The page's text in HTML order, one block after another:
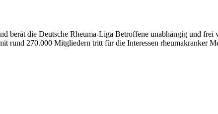
berät die Deutsche Rheuma-Liga Betroffene unabhängig und
rund 270.000 Mitgliedern tritt für die Interessen rheumakranker